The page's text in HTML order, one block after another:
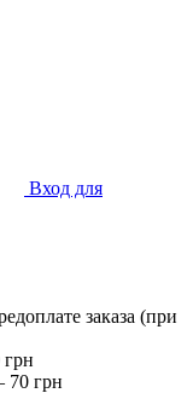
Вход для
заказа (при
70 грн